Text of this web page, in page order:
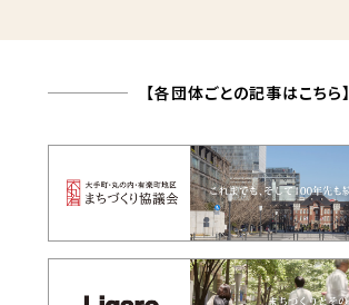
【各団体ごとの記事はこちら】